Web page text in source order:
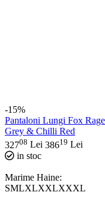
-15%
Pantaloni Lungi Fox
Grey & Chilli Red
32708 Lei 38619 Lei
in stoc
Marime Haine:
SMLXLXXLXXXL